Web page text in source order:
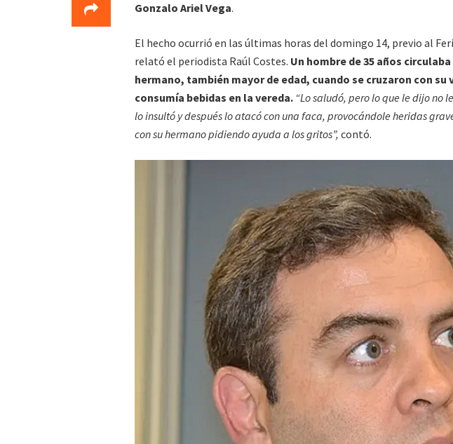
Gonzalo Ariel Vega.
El hecho ocurrió en las últimas horas del domingo 14, previo al
relató el periodista Raúl Costes. Un hombre de 35 años
hermano, también mayor de edad, cuando se cruzaron con su
consumía bebidas en la vereda. “Lo saludó, pero lo que le dijo no
lo insultó y después lo atacó con una faca, provocándole heridas
con su hermano pidiendo ayuda a los gritos”, contó.